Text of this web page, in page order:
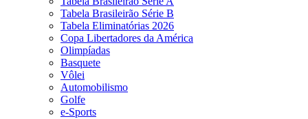
Tabela Brasileirão Série B
Tabela Eliminatórias 2026
Copa Libertadores da América
Olimpíadas
Basquete
Vôlei
Automobilismo
Golfe
e-Sports